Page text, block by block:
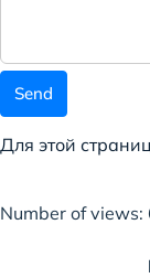
Send
Для этой
Number of views: